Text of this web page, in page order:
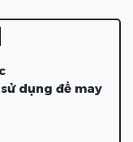
dụng để may